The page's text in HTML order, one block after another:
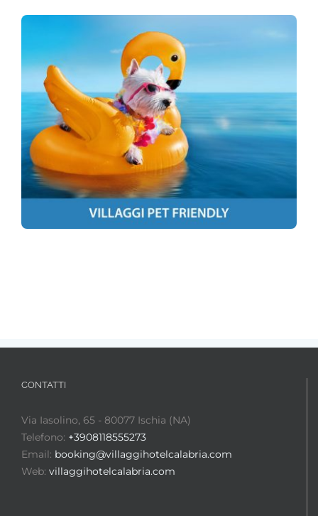
CONTATTI
Via Iasolino, 65 - 80077 Ischia (NA)
Telefono: +3908118555273
Email: booking@villaggihotelcalabria.com
Web: villaggihotelcalabria.com